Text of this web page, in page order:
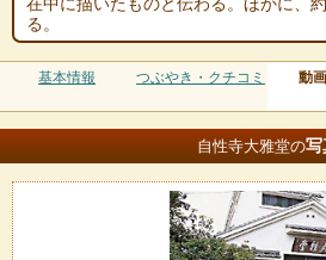
る。
基本情報 つぶやき・クチコミ 動
自性寺大雅堂の写